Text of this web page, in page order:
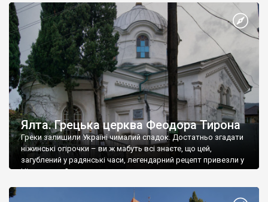
Ялта. Грецька церква Феодора Тирона
Греки залишили Україні чималий спадок. Достатньо згадати
ніжинські огірочки – ви ж мабуть всі знаєте, що цей,
загублений у радянські часи, легендарний рецепт привезли у
Ніжин греки?